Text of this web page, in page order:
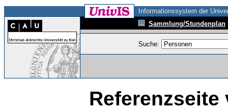
Informationssystem der
Sammlung/Stundenplan
Suche:
Referenzseite